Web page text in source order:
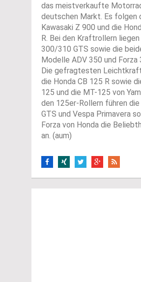
das meistverkaufte
deutschen Markt. Es folgen
Kawasaki Z 900 und die
R. Bei den Kraftrollern
300/310 GTS sowie die
Modelle ADV 350 und Forza
Die gefragtesten
die Honda CB 125 R sowie
125 und die MT-125 von
den 125er-Rollern führen
GTS und Vespa Primavera
Forza von Honda die
an. (aum)